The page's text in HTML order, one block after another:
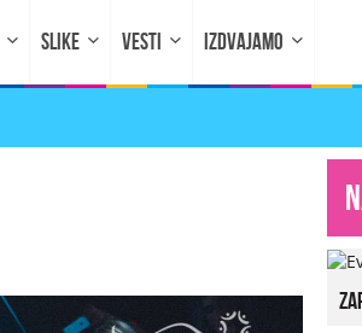
SLIKE VESTI IZDVAJAMO